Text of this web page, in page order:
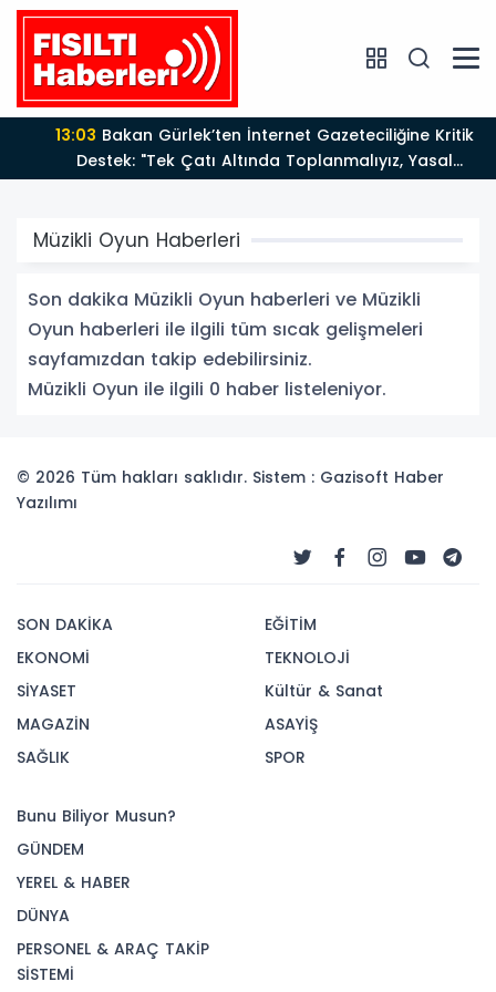
13:03Bakan Gürlek’ten İnternet Gazeteciliğine Kritik
Destek: "Tek Çatı Altında Toplanmalıyız, Yasal
Düzenlemeye Hazırız"
Müzikli Oyun Haberleri
Son dakika Müzikli Oyun haberleri ve Müzikli
Oyun haberleri ile ilgili tüm sıcak gelişmeleri
sayfamızdan takip edebilirsiniz.
Müzikli Oyun ile ilgili 0 haber listeleniyor.
© 2026 Tüm hakları saklıdır. Sistem : Gazisoft Haber
Yazılımı
SON DAKİKA
EKONOMİ
SİYASET
MAGAZİN
SAĞLIK
EĞİTİM
TEKNOLOJİ
Kültür & Sanat
ASAYİŞ
SPOR
Bunu Biliyor Musun?
GÜNDEM
YEREL & HABER
DÜNYA
PERSONEL & ARAÇ TAKİP
SİSTEMİ